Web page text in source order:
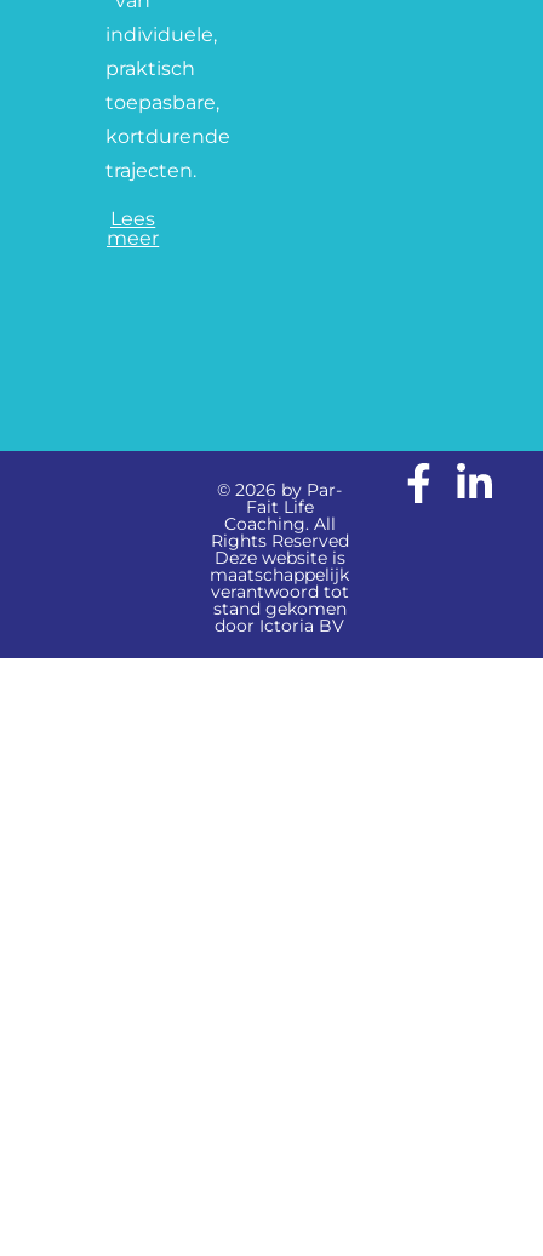
individuele,
praktisch
toepasbare,
kortdurende
trajecten.
Lees
meer
© 2026 by Par-
Fait Life
Coaching. All
Rights Reserved
Deze website is
maatschappelijk
verantwoord tot
stand gekomen
door Ictoria BV